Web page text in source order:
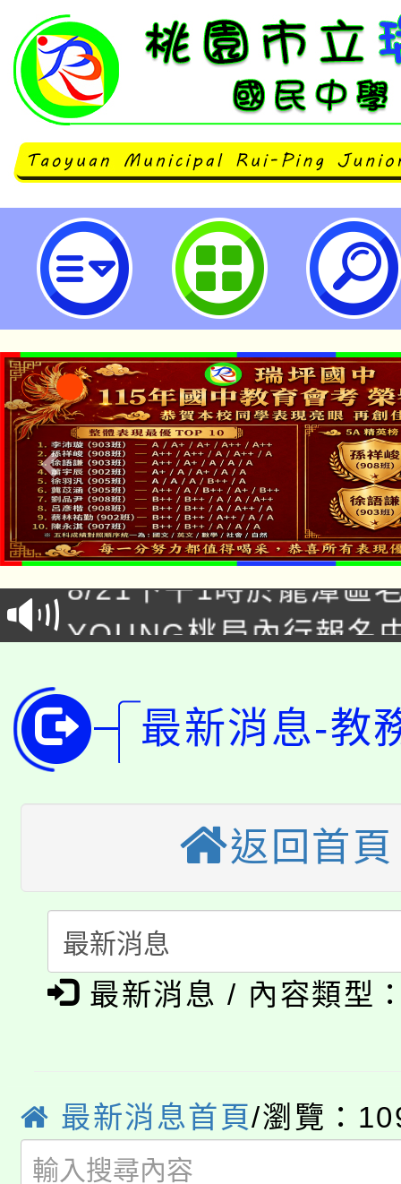
2023年「AMA系列研習營」暑期
坪國民中學
「本色祭」8/29、30在
場熱烈登場!
8/21下午1時於龍潭區
徵才活動。
YOUNG桃局內行報名
開!
115年桃園市運動會8/
田徑場及游泳池舉行。
桃園市低收入戶享有免
視費優惠，中低收入戶
半價優惠，詳情可洽有
者。
大園自造教育及科技中
份教師增能研習
大溪自造教育及科技
份教師研習
淨零綠生活教案入校路
會
115年食農教育專業人
程
「本色祭」8/29、30在
局官網。
8月14至27日，桃園電
開!
115年桃園市運動會8/
最新消息-教
返回首頁
最新消息 / 內容類型
最新消息首頁/瀏覽：